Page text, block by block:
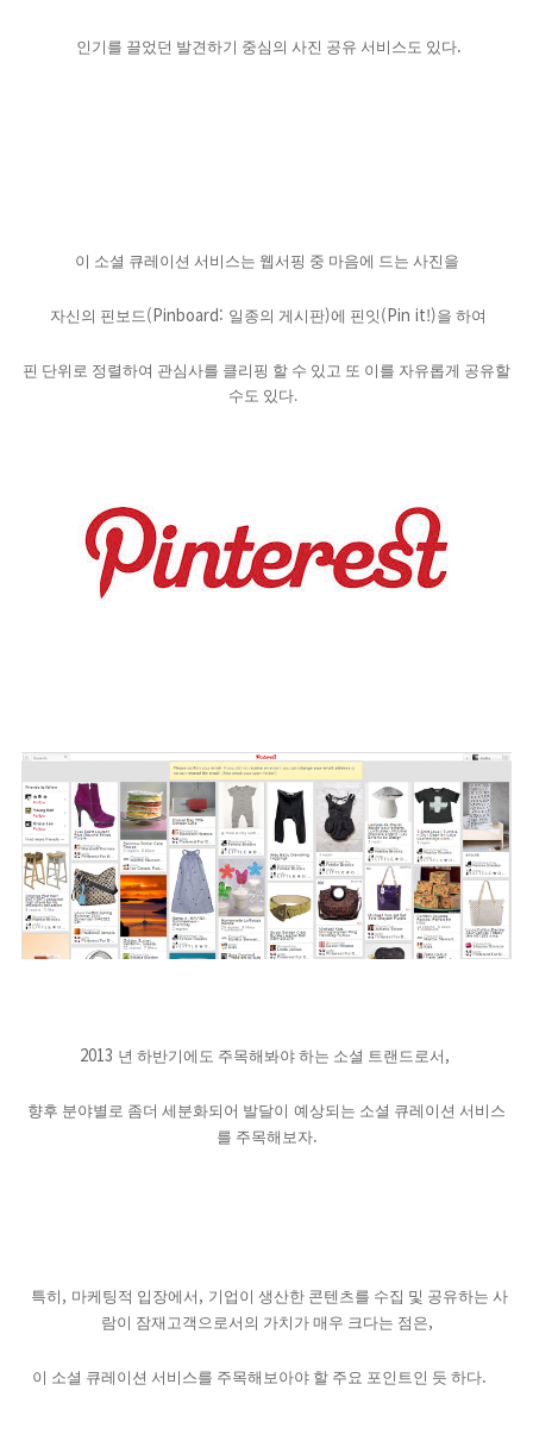
인기를 끌었던 발견하기 중심의 사진 공유 서비스도 있다.
이 소셜 큐레이션 서비스는 웹서핑 중 마음에 드는 사진을
자신의 핀보드 (Pinboard: 일종의 게시판)에 핀잇 (Pin it!)을 하여
핀 단위로 정렬하여 관심사를 클리핑 할 수 있고 또 이를 자유롭게 공유할
수도 있다.
2013 년 하반기에도 주목해봐야 하는 소셜 트랜드로서 ,
향후 분야별로 좀더 세분화되어 발달이 예상되는 소셜 큐레이션 서비스
를 주목해보자.
특히 , 마케팅적 입장에서 , 기업이 생산한 콘텐츠를 수집 및 공유하는 사
람이 잠재고객으로서의 가치가 매우 크다는 점은,
이 소셜 큐레이션 서비스를 주목해보아야 할 주요 포인트인 듯 하다.